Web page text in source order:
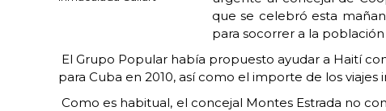
que se celebró esta
para socorrer a la
El Grupo Popular había propuesto ayudar a Haití
para Cuba en 2010, así como el importe de los viajes
Como es habitual, el concejal Montes Estrada no